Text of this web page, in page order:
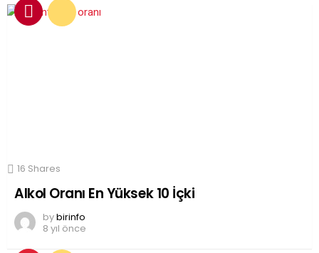
16 Shares
Alkol Oranı En Yüksek 10 İçki
bybirinfo
8 yıl önce